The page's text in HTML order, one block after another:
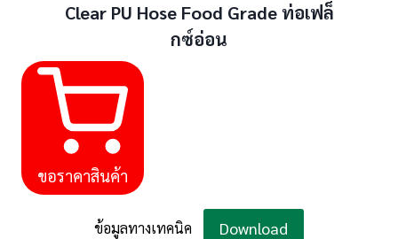
Clear PU Hose Food Grade ท่อเฟล็
กซ์อ่อน
ขอราคาสินค้า
ข้อมูลทางเทคนิค Download